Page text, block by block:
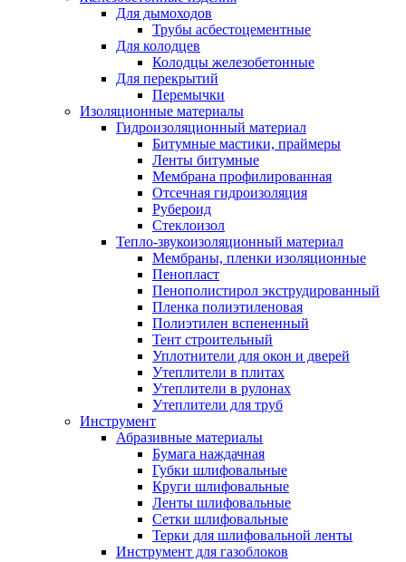
Для дымоходов
Трубы асбестоцементные
Для колодцев
Колодцы железобетонные
Для перекрытий
Перемычки
Изоляционные материалы
Гидроизоляционный материал
Битумные мастики, праймеры
Ленты битумные
Мембрана профилированная
Отсечная гидроизоляция
Рубероид
Стеклоизол
Тепло-звукоизоляционный материал
Мембраны, пленки изоляционные
Пенопласт
Пенополистирол экструдированный
Пленка полиэтиленовая
Полиэтилен вспененный
Тент строительный
Уплотнители для окон и дверей
Утеплители в плитах
Утеплители в рулонах
Утеплители для труб
Инструмент
Абразивные материалы
Бумага наждачная
Губки шлифовальные
Круги шлифовальные
Ленты шлифовальные
Сетки шлифовальные
Терки для шлифовальной ленты
Инструмент для газоблоков